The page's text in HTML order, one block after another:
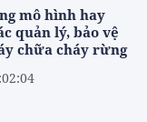
mô hình hay
quản lý, bảo vệ
chữa cháy rừng